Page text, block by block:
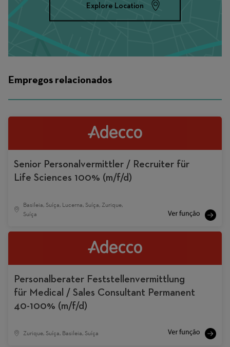
Explore Location
Empregos relacionados
Senior Personalvermittler / Recruiter für
Life Sciences 100% (m/f/d)
Basileia, Suíça, Lucerna, Suíça, Zurique,
Suíça
Personalberater Feststellenvermittlung
für Medical / Sales Consultant Permanent
40-100% (m/f/d)
Zurique, Suíça, Basileia, Suíça